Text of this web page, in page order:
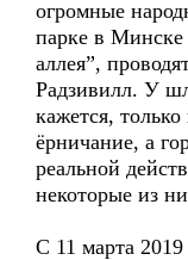
огромные
парке в Минске
аллея”,
Радзивилл. У
кажется,
ёрничание, а
реальной
некоторые из
С 11 марта